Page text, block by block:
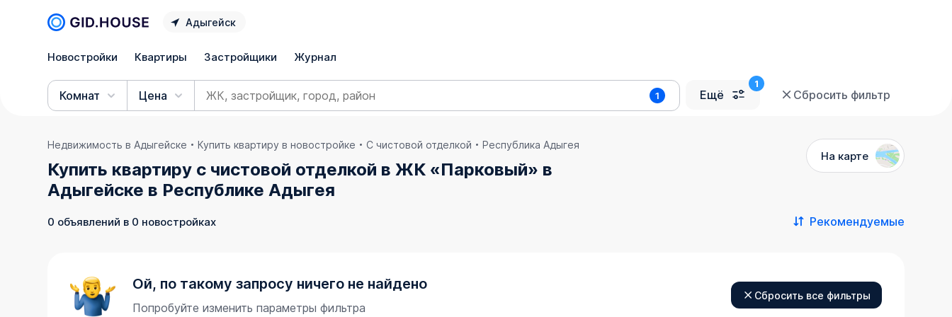
Адыгейск
Новостройки Квартиры Застройщики Журнал
Комнат Цена 1 Ещё Сбросить фильтр
Недвижимость в Адыгейске Купить квартиру в новостройке С чистовой отделкой Республика Адыгея
Купить квартиру с чистовой отделкой в ЖК «Парковый» в
Адыгейске в Республике Адыгея
На карте
0 объявлений в 0 новостройках Рекомендуемые
Ой, по такому запросу ничего не найдено
Попробуйте изменить параметры фильтра
Сбросить все фильтры